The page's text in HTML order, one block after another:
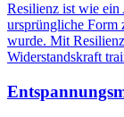
Resilienz ist wie ein
ursprüngliche Form
wurde. Mit
Widerstandskraft